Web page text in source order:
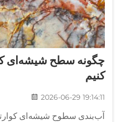
چگونه سطح شیشه‌ای
کنیم
2026-06-29 19:14:11
آب‌بندی سطوح شیشه‌ای